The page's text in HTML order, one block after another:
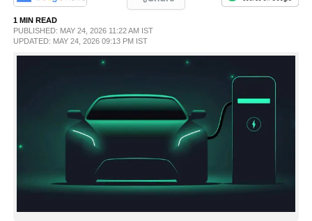
LIFESTYLE
1 MIN READ
PUBLISHED: MAY 24, 2026 11:22 AM IST
UPDATED: MAY 24, 2026 09:13 PM IST